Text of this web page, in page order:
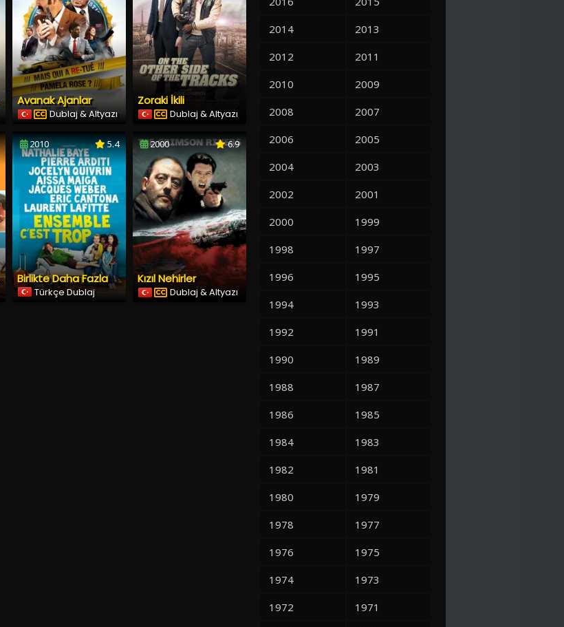
Avanak Ajanlar
Dublaj & Altyazı
Zoraki İkili
Dublaj & Altyazı
2010 5.4
Birlikte Daha Fazla
Türkçe Dublaj
2000 6.9
Kızıl Nehirler
Dublaj & Altyazı
2014
2013
2012
2011
2010
2009
2008
2007
2006
2005
2004
2003
2002
2001
2000
1999
1998
1997
1996
1995
1994
1993
1992
1991
1990
1989
1988
1987
1986
1985
1984
1983
1982
1981
1980
1979
1978
1977
1976
1975
1974
1973
1972
1971